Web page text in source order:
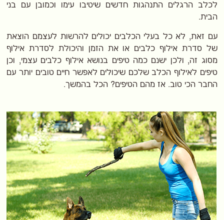
לכלב הרגלים התנהגות חדשים שיטיבו עימו וכמובן עם בני
הבית.
עם זאת, לא כל בעלי הכלבים יכולים להרשות לעצמם הוצאת
של סדרת אילוף כלבים או את הזמן והיכולת לסדרת אילוף
מסוג זה, ולכן ישנם כמה טיפים בנושא אילוף כלבים עצמי, וכן
טיפים לאילוף הכלב שלכם שיכולים לאפשר חיים טובים יותר עם
החבר הכי טוב. אז מהם הטיפים? הכל בהמשך.